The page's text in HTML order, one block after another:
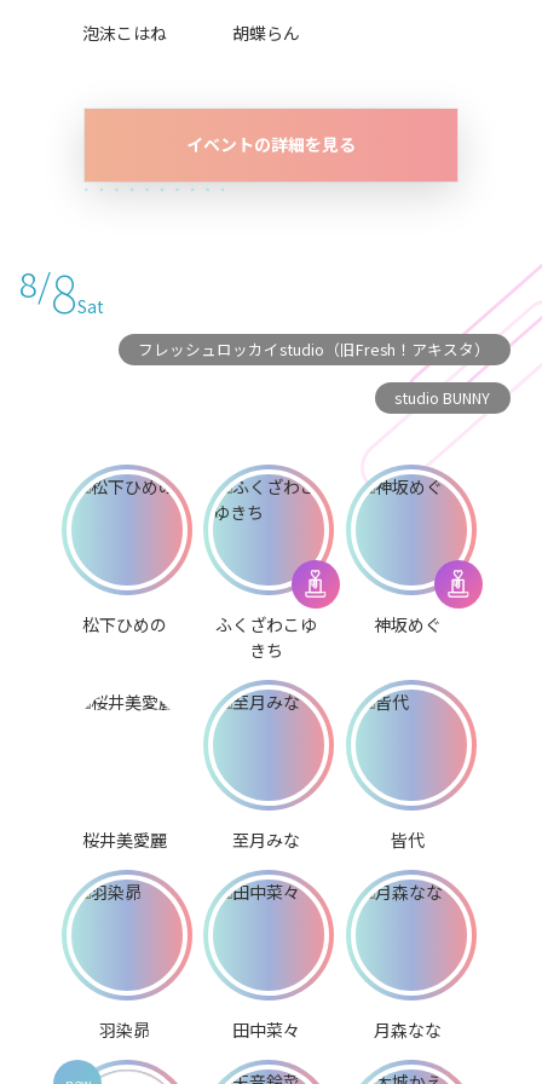
泡沫こはね 胡蝶らん
イベントの詳細を見る
8/8Sat
フレッシュロッカイstudio（旧Fresh！アキスタ）
studio BUNNY
松下ひめの
ふくざわこゆ
きち
神坂めぐ
桜井美愛麗 至月みな 皆代
羽染昴 田中菜々 月森なな